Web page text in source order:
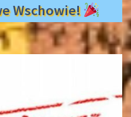
Wschowie!